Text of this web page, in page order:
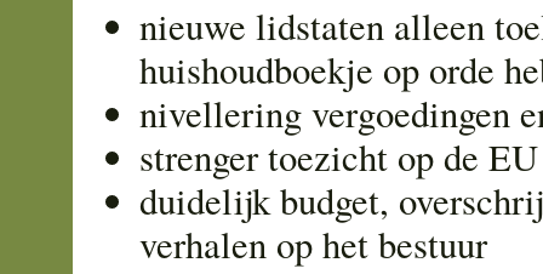
nieuwe lidstaten alleen
huishoudboekje op orde
nivellering vergoedingen
strenger toezicht op de EU
duidelijk budget,
verhalen op het bestuur